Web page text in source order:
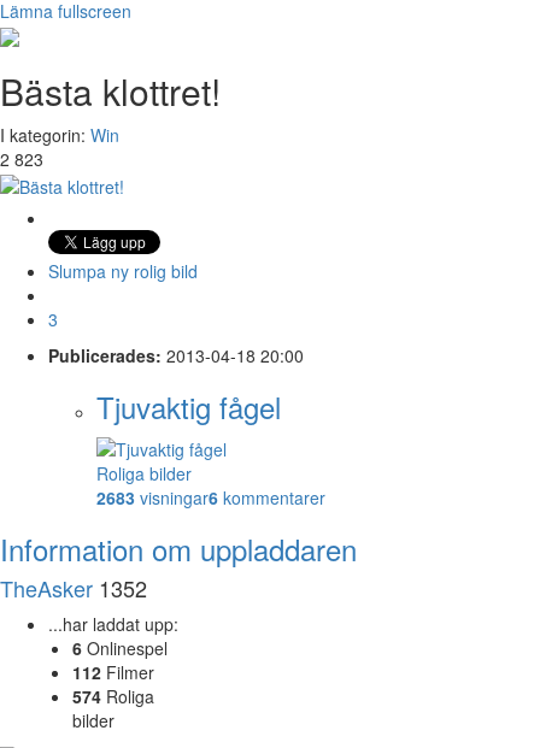
Lämna fullscreen
Bästa klottret!
I kategorin: Win
2 823
Slumpa ny rolig bild
3
Publicerades: 2013-04-18 20:00
Tjuvaktig fågel
Roliga bilder
2683 visningar6 kommentarer
Information om uppladdaren
TheAsker 1352
...har laddat upp:
6 Onlinespel
112 Filmer
574 Roliga
bilder